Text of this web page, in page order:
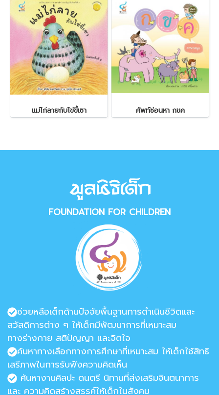
แม่ไก่ลายกับไข่ขี้เซา ศัพท์ซ่อนหา กขค
FOUNDATION FOR CHILDREN
ช่วยหลือเด็กด้านปัจจัยพื้นฐานการดำเนินชีวิตและ
สวัสดิการต่าง ๆ ให้เด็กมีพัฒนาการที่เหมาะสม
ทางร่างกาย สติปัญญา และจิตใจ
ค้นหาทางเลือกทางการศึกษาที่เหมาะสม ให้เด็กใช้สิทธิ
เสรีภาพในการรับฟังความคิดเห็น
ค้นหางานศิลปะ ดนตรี นิทานที่ส่งเสริมจินตนาการ
และ ความคิดสร้างสรรค์ให้เด็กในสังคม